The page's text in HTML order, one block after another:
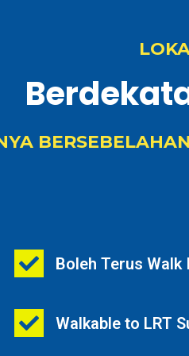
 Boleh Terus Walk
 Walkable to LRT